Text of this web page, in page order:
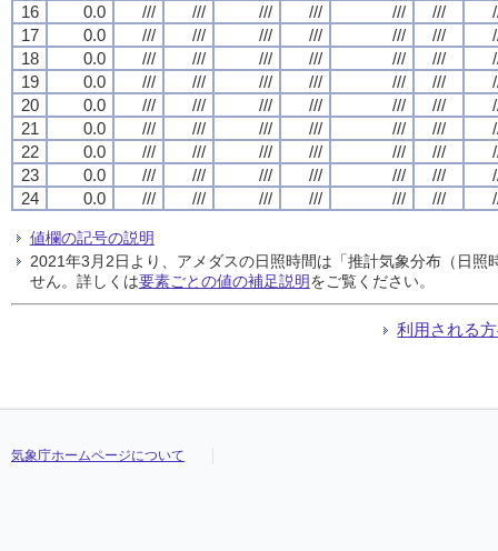
16
0.0 /// /// /// /// /// ///
17
0.0 /// /// /// /// /// ///
18
0.0 /// /// /// /// /// ///
19
0.0 /// /// /// /// /// ///
20
0.0 /// /// /// /// /// ///
21
0.0 /// /// /// /// /// ///
22
0.0 /// /// /// /// /// ///
23
0.0 /// /// /// /// /// ///
24
0.0 /// /// /// /// /// ///
値欄の記号の説明
2021年3月2日より、アメダスの日照時間は「推計気象分布（日
せん。詳しくは要素ごとの値の補足説明をご覧ください。
利用される
気象庁ホームページについて